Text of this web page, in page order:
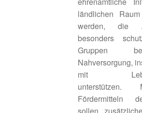
Informations- und
Innenentwicklung
Innenentwicklung
Innenentwicklung in der ILE-
ländlichen
werden, die
besonders
Gruppen
Nahversorgung,
mit
Fördermitteln
sollen